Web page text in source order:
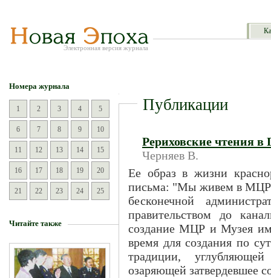
Электронная версия журнала
Номера журнала
1 2 3 4 5
6 7 8 9 10
11 12 13 14 15
16 17 18 19 20
21 22 23 24 25
Читайте также
Публикации
Рериховские чтения
Черняев В.
Ее образ в жизни
письма: "Мы живем в МЦР
бесконечной
правительством до
создание МЦР и Музея
время для создания по
традиции, углубляющей
озаряющей затвердевшее